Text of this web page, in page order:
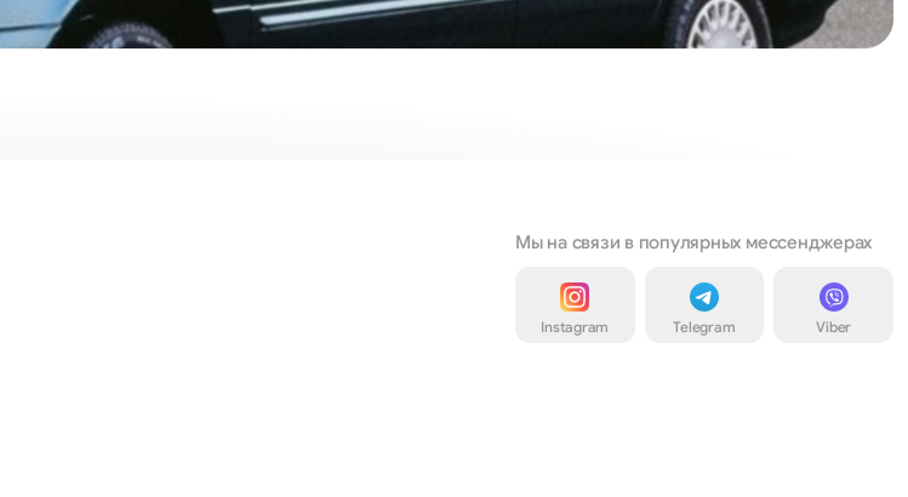
Мы на связи в популярных мессенджерах
Instagram Telegram Viber